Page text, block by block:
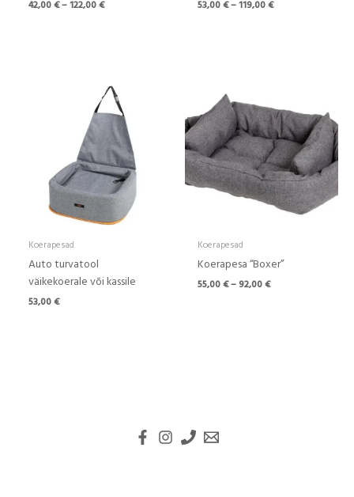
42,00€–122,00€ 53,00€–119,00€
Koerapesad
Auto turvatool
väikekoerale või kassile
53,00€
Koerapesad
Koerapesa “Boxer”
55,00€–92,00€
kuni
92,00 €